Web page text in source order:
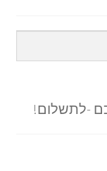
-לתשלום!